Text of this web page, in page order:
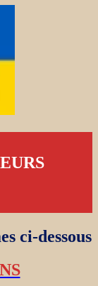
ci-dessous